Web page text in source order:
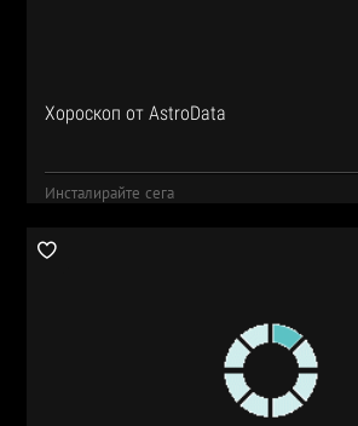
Хороскоп от AstroData
Инсталирайте сега